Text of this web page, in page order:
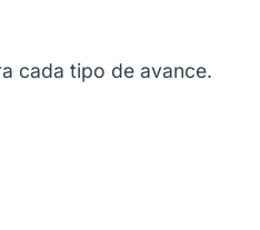
cada tipo de avance.